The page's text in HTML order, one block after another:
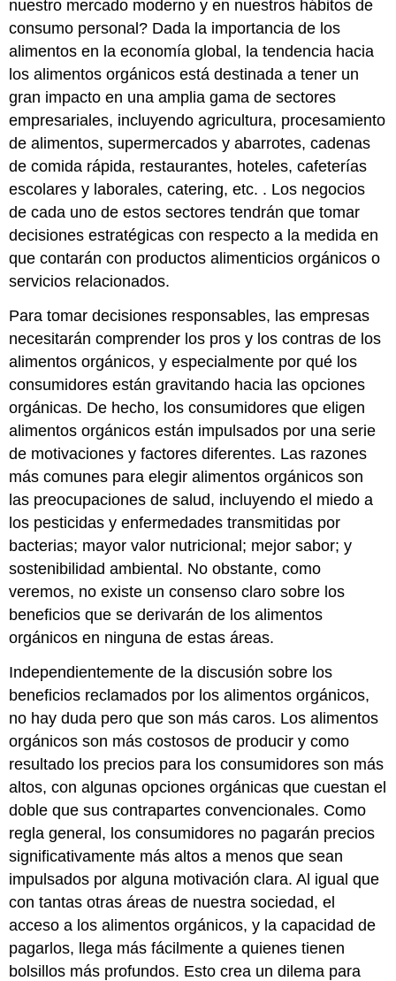
orgánicos”
7.3
“Mythbusting
Agricultura
Ecológica
>
Agricultura
Convencional”
7.4
“Los
beneficios
los
alimentos
orgánicos,
menos”
Preguntas
de
Síntesis
al
final
nuestro mercado moderno y en nuestros hábitos de
consumo personal? Dada la importancia de los
alimentos en la economía global, la tendencia hacia
los alimentos orgánicos está destinada a tener un
gran impacto en una amplia gama de sectores
empresariales, incluyendo agricultura, procesamiento
de alimentos, supermercados y abarrotes, cadenas
de comida rápida, restaurantes, hoteles, cafeterías
escolares y laborales, catering, etc. . Los negocios
de cada uno de estos sectores tendrán que tomar
decisiones estratégicas con respecto a la medida en
que contarán con productos alimenticios orgánicos o
servicios relacionados.
Para tomar decisiones responsables, las empresas
necesitarán comprender los pros y los contras de los
alimentos orgánicos, y especialmente por qué los
consumidores están gravitando hacia las opciones
orgánicas. De hecho, los consumidores que eligen
alimentos orgánicos están impulsados por una serie
de motivaciones y factores diferentes. Las razones
más comunes para elegir alimentos orgánicos son
las preocupaciones de salud, incluyendo el miedo a
los pesticidas y enfermedades transmitidas por
bacterias; mayor valor nutricional; mejor sabor; y
sostenibilidad ambiental. No obstante, como
veremos, no existe un consenso claro sobre los
beneficios que se derivarán de los alimentos
orgánicos en ninguna de estas áreas.
Independientemente de la discusión sobre los
beneficios reclamados por los alimentos orgánicos,
no hay duda pero que son más caros. Los alimentos
orgánicos son más costosos de producir y como
resultado los precios para los consumidores son más
altos, con algunas opciones orgánicas que cuestan el
doble que sus contrapartes convencionales. Como
regla general, los consumidores no pagarán precios
significativamente más altos a menos que sean
impulsados por alguna motivación clara. Al igual que
con tantas otras áreas de nuestra sociedad, el
acceso a los alimentos orgánicos, y la capacidad de
pagarlos, llega más fácilmente a quienes tienen
bolsillos más profundos. Esto crea un dilema para